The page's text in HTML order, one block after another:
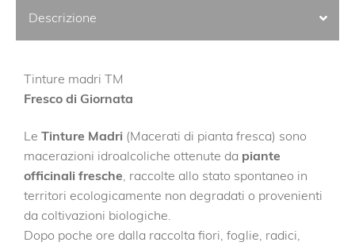
Descrizione
Tinture madri TM
Fresco di Giornata
Le Tinture Madri (Macerati di pianta fresca) sono
macerazioni idroalcoliche ottenute da piante
officinali fresche, raccolte allo stato spontaneo in
territori ecologicamente non degradati o provenienti
da coltivazioni biologiche.
Dopo poche ore dalla raccolta fiori, foglie, radici,